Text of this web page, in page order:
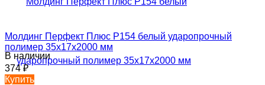
Молдинг Перфект Плюс P154 белый ударопрочный
полимер 35х17х2000 мм
В наличии
374₽
Купить